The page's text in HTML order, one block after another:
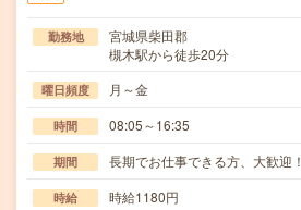
勤務地
宮城県柴田郡
槻木駅から徒歩20分
曜日頻度 月～金
時間 08:05～16:35
期間 長期でお仕事できる方、大歓迎！
時給 時給1180円